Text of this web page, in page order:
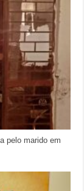
pelo marido em